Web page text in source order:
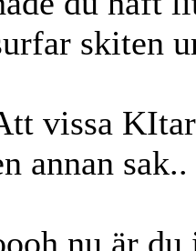
skiten
vissa
annan sak..
nu är